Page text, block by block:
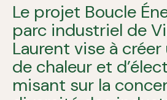
Le projet Boucle
parc industriel de
Laurent vise à créer
de chaleur et
misant sur la